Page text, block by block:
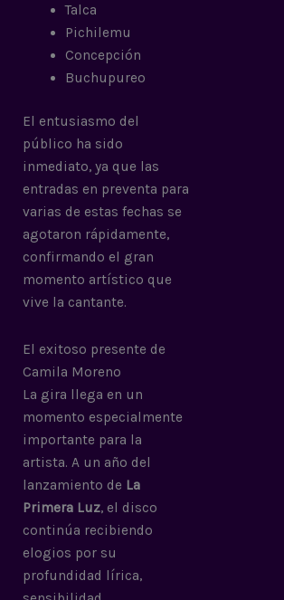
Talca
Pichilemu
Concepción
Buchupureo
El entusiasmo del
público ha sido
inmediato, ya que las
entradas en preventa para
varias de estas fechas se
agotaron rápidamente,
confirmando el gran
momento artístico que
vive la cantante.
El exitoso presente de
Camila Moreno
La gira llega en un
momento especialmente
importante para la
artista. A un año del
lanzamiento de La
Primera Luz, el disco
continúa recibiendo
elogios por su
profundidad lírica,